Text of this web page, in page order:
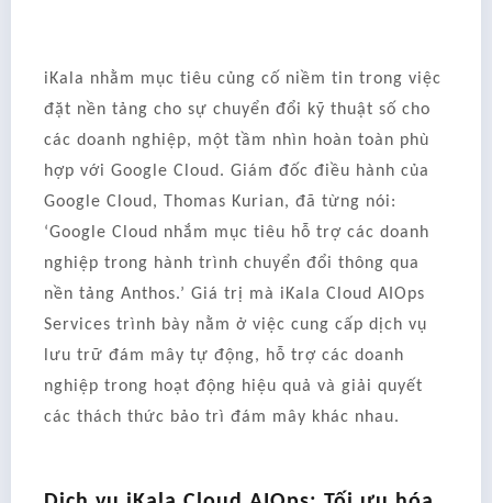
iKala nhằm mục tiêu củng cố niềm tin trong việc
đặt nền tảng cho sự chuyển đổi kỹ thuật số cho
các doanh nghiệp, một tầm nhìn hoàn toàn phù
hợp với Google Cloud. Giám đốc điều hành của
Google Cloud, Thomas Kurian, đã từng nói:
‘Google Cloud nhắm mục tiêu hỗ trợ các doanh
nghiệp trong hành trình chuyển đổi thông qua
nền tảng Anthos.’ Giá trị mà iKala Cloud AIOps
Services trình bày nằm ở việc cung cấp dịch vụ
lưu trữ đám mây tự động, hỗ trợ các doanh
nghiệp trong hoạt động hiệu quả và giải quyết
các thách thức bảo trì đám mây khác nhau.